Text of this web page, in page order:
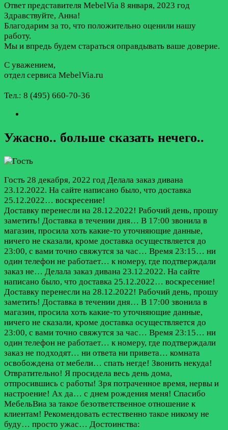
Ответ представителя MebelVia 8 января, 2023 год
Здравствуйте, Анна!
Благодарим за то, что положительно оценили нашу
работу.
Мы и впредь будем стараться оправдывать ваше доверие.
С уважением,
отдел сервиса MebelVia.ru
Тел.: 8 (495) 660-70-36
Ужасно.. больше сказать нечего..
Гость 28 декабря, 2022 год Делала заказ дивана
23.12.2022. На сайте написано было, что доставка
25.12.2022… воскресение!
Доставку перенесли на 28.12.2022! Рабочий день, прошу
заметить! Доставка в течении дня… В 17:00 звонила в
магазин, просила хоть какие-то уточняющие данные,
ничего не сказали, кроме доставка осуществляется до
23:00, с вами точно свяжутся за час… Время 23:15… ни
один телефон не работает… к номеру, где подтверждали
заказ не… Делала заказ дивана 23.12.2022. На сайте
написано было, что доставка 25.12.2022… воскресение!
Доставку перенесли на 28.12.2022! Рабочий день, прошу
заметить! Доставка в течении дня… В 17:00 звонила в
магазин, просила хоть какие-то уточняющие данные,
ничего не сказали, кроме доставка осуществляется до
23:00, с вами точно свяжутся за час… Время 23:15… ни
один телефон не работает… к номеру, где подтверждали
заказ не подходят… ни ответа ни привета… комната
освобождена от мебели… спать негде! Звонить некуда!
Отвратительно! Я просидела весь день дома,
отпросившись с работы! Зря потраченное время, нервы и
настроение! Ах да… с днем рождения меня! Спасибо
МебельВиа за такое безответственное отношение к
клиентам! Рекомендовать естественно такое никому не
буду… просто ужас… Достоинства: